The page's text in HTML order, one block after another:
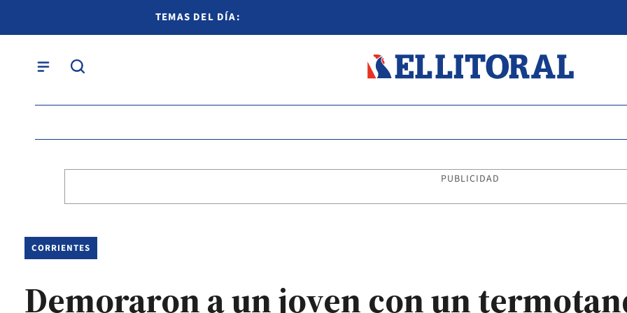
TEMAS DEL DÍA:
PUBLICIDAD
CORRIENTES
Demoraron a un joven con un